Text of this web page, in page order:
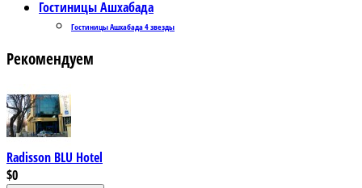
Гостиницы Ашхабада
Гостиницы Ашхабада 4 звезды
Рекомендуем
Radisson BLU Hotel
$0